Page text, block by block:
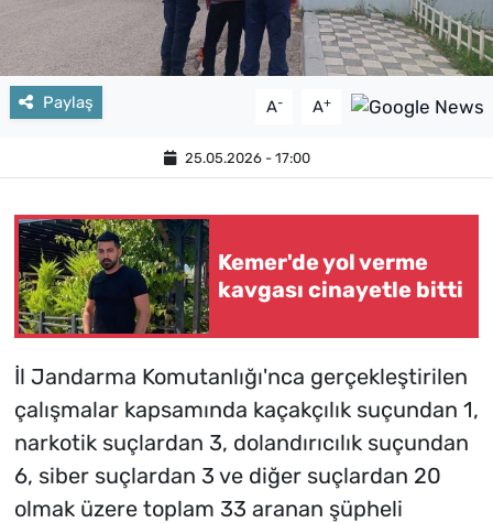
Paylaş A- A+
25.05.2026 - 17:00
Kemer'de yol verme
kavgası cinayetle bitti
İl Jandarma Komutanlığı'nca gerçekleştirilen
çalışmalar kapsamında kaçakçılık suçundan 1,
narkotik suçlardan 3, dolandırıcılık suçundan
6, siber suçlardan 3 ve diğer suçlardan 20
olmak üzere toplam 33 aranan şüpheli